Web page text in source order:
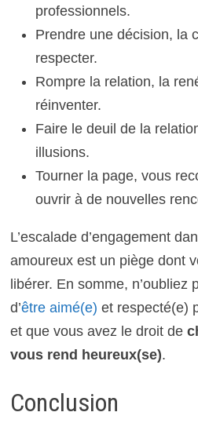
professionnels.
Prendre une décision, la
respecter.
Rompre la relation, la
réinventer.
Faire le deuil de la
illusions.
Tourner la page, vous
ouvrir à de nouvelles
L’escalade d’engagement
amoureux est un piège dont
libérer. En somme, n’oubliez
d’être aimé(e) et respecté(e)
et que vous avez le droit de
vous rend heureux(se).
Conclusion